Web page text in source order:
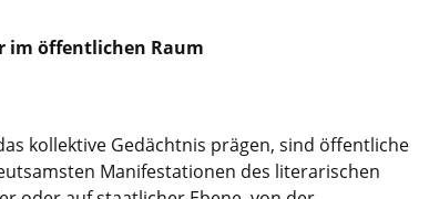
im öffentlichen Raum
kollektive Gedächtnis prägen, sind öffentliche
Manifestationen des literarischen